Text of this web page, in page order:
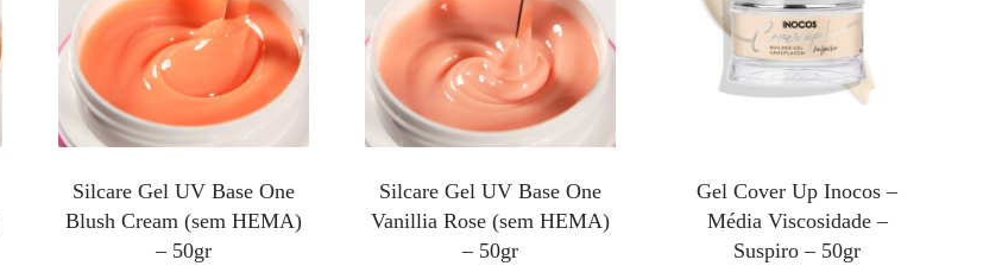
Silcare Gel UV Base One
Blush Cream (sem HEMA)
– 50gr
Silcare Gel UV Base One
Vanillia Rose (sem HEMA)
– 50gr
Gel Cover Up Inocos –
Média Viscosidade –
Suspiro – 50gr